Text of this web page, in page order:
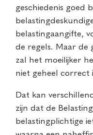
geschiedenis goed
belastingaangifte,
de regels. Maar de
zal het moeilijker
niet geheel correct
Dat kan
zijn dat de
belastingplichtige